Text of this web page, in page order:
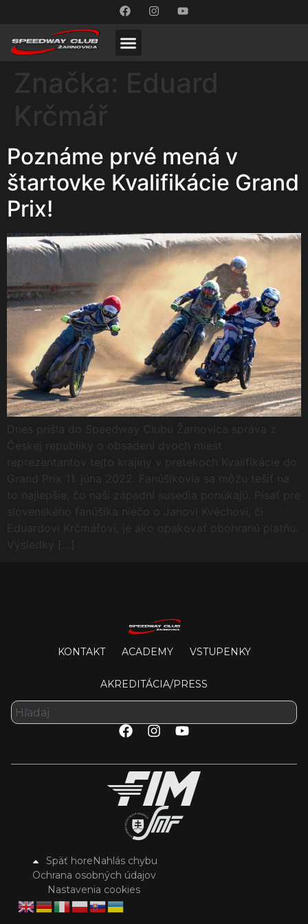
Značka:
Eduard
Krčmář
Poznáme prvé mená v
štartovke Kvalifikácie Grand
Prix!
Dnes prišla do Speedway Clubu Žarnovica správa z
Českej republiky o obsadení dvoch miest
reprezentantov tejto krajiny v pretekoch Kvalifikácie do
Grand Prix 11. júna 2022. Fanúšikovia sa môžu tešiť na
to najlepšie, čo naši západní susedia ponúkajú. Písať pre
slovenského fanúšika niečo o Janovi Kvěchovi, či
Eduardovi Krčmářovi, je ako opakovať obohranú platňu.
Výsledky […]
KONTAKT ACADEMY VSTUPENKY
AKREDITÁCIA/PRESS
Späť horeNahlás chybu
Ochrana osobných údajov
Nastavenia cookies